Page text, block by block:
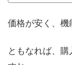
価格が安く、機
ともなれば、